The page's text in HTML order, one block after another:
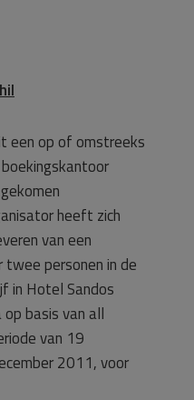
een op of omstreeks
heeft zich
van een
twee personen in de
in Hotel Sandos
basis van all
van 19
2011, voor